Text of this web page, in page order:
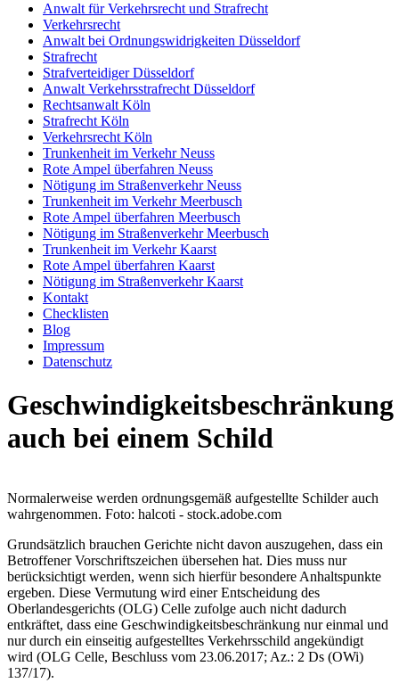
Anwalt für Verkehrsrecht und Strafrecht
Verkehrsrecht
Anwalt bei Ordnungswidrigkeiten Düsseldorf
Strafrecht
Strafverteidiger Düsseldorf
Anwalt Verkehrsstrafrecht Düsseldorf
Rechtsanwalt Köln
Strafrecht Köln
Verkehrsrecht Köln
Trunkenheit im Verkehr Neuss
Rote Ampel überfahren Neuss
Nötigung im Straßenverkehr Neuss
Trunkenheit im Verkehr Meerbusch
Rote Ampel überfahren Meerbusch
Nötigung im Straßenverkehr Meerbusch
Trunkenheit im Verkehr Kaarst
Rote Ampel überfahren Kaarst
Nötigung im Straßenverkehr Kaarst
Kontakt
Checklisten
Blog
Impressum
Datenschutz
Geschwindigkeitsbeschränkung
auch bei einem Schild
Normalerweise werden ordnungsgemäß aufgestellte Schilder auch
wahrgenommen. Foto: halcoti - stock.adobe.com
Grundsätzlich brauchen Gerichte nicht davon auszugehen, dass ein
Betroffener Vorschriftszeichen übersehen hat. Dies muss nur
berücksichtigt werden, wenn sich hierfür besondere Anhaltspunkte
ergeben. Diese Vermutung wird einer Entscheidung des
Oberlandesgerichts (OLG) Celle zufolge auch nicht dadurch
entkräftet, dass eine Geschwindigkeitsbeschränkung nur einmal und
nur durch ein einseitig aufgestelltes Verkehrsschild angekündigt
wird (OLG Celle, Beschluss vom 23.06.2017; Az.: 2 Ds (OWi)
137/17).